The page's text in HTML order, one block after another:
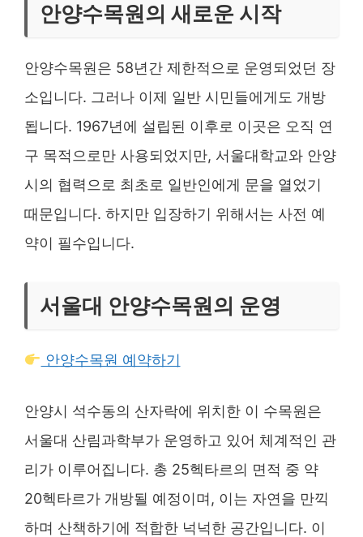
안양수목원의 새로운 시작
안양수목원은 58년간 제한적으로 운영되었던 장
소입니다. 그러나 이제 일반 시민들에게도 개방
됩니다. 1967년에 설립된 이후로 이곳은 오직 연
구 목적으로만 사용되었지만, 서울대학교와 안양
시의 협력으로 최초로 일반인에게 문을 열었기
때문입니다. 하지만 입장하기 위해서는 사전 예
약이 필수입니다.
서울대 안양수목원의 운영
안양수목원 예약하기
안양시 석수동의 산자락에 위치한 이 수목원은
서울대 산림과학부가 운영하고 있어 체계적인 관
리가 이루어집니다. 총 25헥타르의 면적 중 약
20헥타르가 개방될 예정이며, 이는 자연을 만끽
하며 산책하기에 적합한 넉넉한 공간입니다. 이